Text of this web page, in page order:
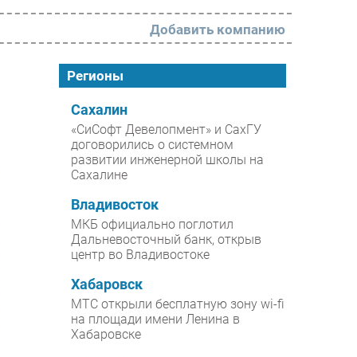
РАЗДЕЛЫ
Новости
Аналитика
Интервью
Проекты
IT класс
Каталог компаний
Добавить компанию
Регионы
Сахалин
«СиСофт Девелопмент» и СахГУ
договорились о системном
развитии инженерной школы на
Сахалине
Владивосток
МКБ официально поглотил
Дальневосточный банк, открыв
центр во Владивостоке
Хабаровск
МТС открыли бесплатную зону wi-fi
на площади имени Ленина в
Хабаровске